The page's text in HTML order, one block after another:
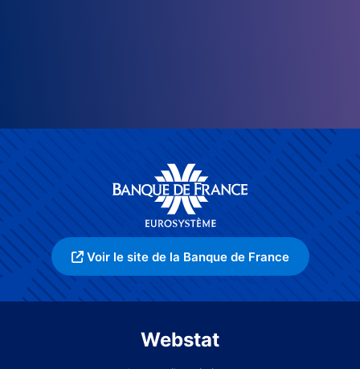
Voir le site de la Banque de France
Webstat